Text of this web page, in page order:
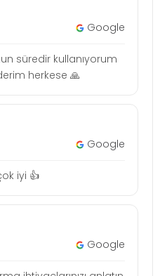
Google
süredir kullanıyorum
herkese 🙏
Google
iyi 👍
Google